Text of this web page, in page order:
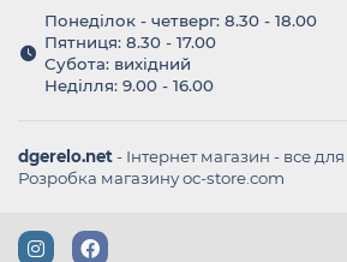
Понеділок - четверг: 8.30 - 18.00
Пятниця: 8.30 - 17.00
Субота: вихідний
Неділля: 9.00 - 16.00
dgerelo.net- Інтернет магазин - все
Розробка магазину oc-store.com